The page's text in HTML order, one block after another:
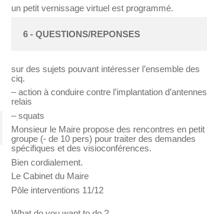
un petit vernissage virtuel est programmé.
6 - QUESTIONS/REPONSES
sur des sujets pouvant intéresser l’ensemble des
ciq.
– action à conduire contre l’implantation d’antennes
relais
– squats
Monsieur le Maire propose des rencontres en petit
groupe (- de 10 pers) pour traiter des demandes
spécifiques et des visioconférences.
Bien cordialement.
Le Cabinet du Maire
Pôle interventions 11/12